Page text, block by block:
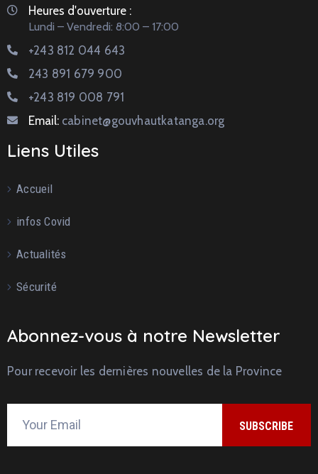
Heures d'ouverture :
Lundi – Vendredi: 8:00 – 17:00
+243 812 044 643
243 891 679 900
+243 819 008 791
Email: cabinet@gouvhautkatanga.org
Liens Utiles
Accueil
infos Covid
Actualités
Sécurité
Abonnez-vous à notre Newsletter
Pour recevoir les dernières nouvelles de la Province